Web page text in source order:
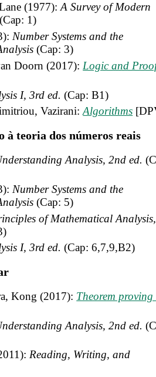
(1977):A Survey of Modern
(Cap: 1)
Number Systems and the
(Cap: 3)
Doorn (2017): Logic and
I, 3rd ed. (Cap: B1)
Vazirani:Algorithms
teoria dos números reais
Analysis, 2nd ed.
Number Systems and the
(Cap: 5)
of Mathematical Analysis,
I, 3rd ed. (Cap: 6,7,9,B2)
Kong (2017): Theorem
Analysis, 2nd ed.
Reading, Writing, and